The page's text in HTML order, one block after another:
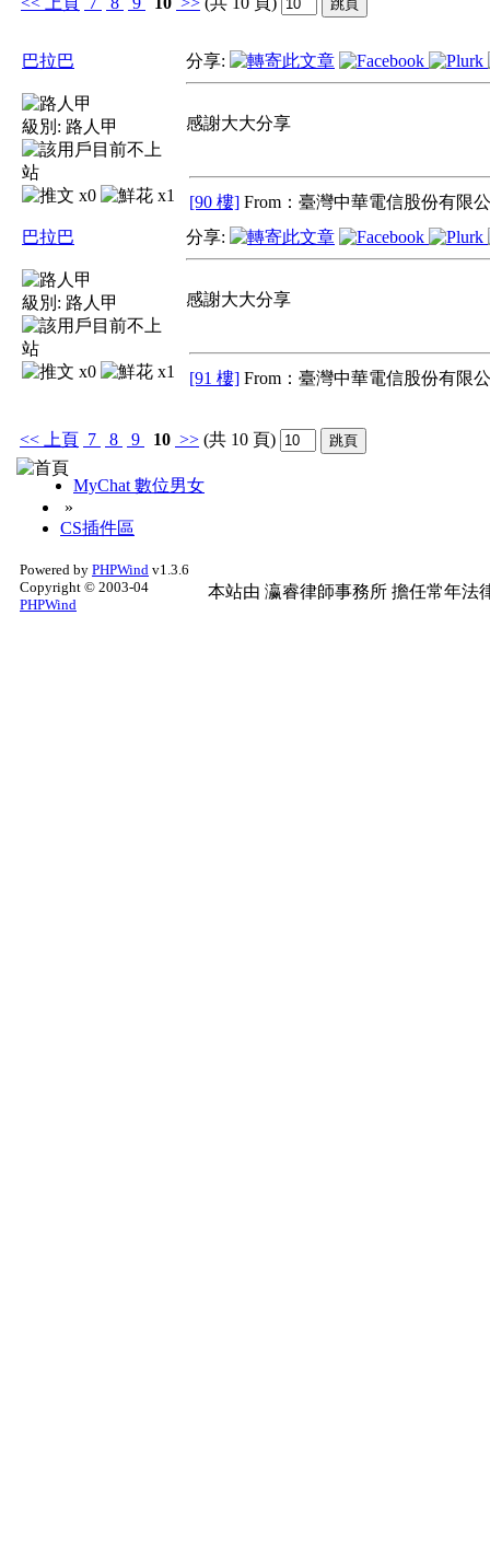
巴拉巴
級別: 路人甲
x0 x1
分享:
感謝大大分享
[90 樓] From：臺灣中華電信股份有限
巴拉巴
級別: 路人甲
x0 x1
分享:
感謝大大分享
[91 樓] From：臺灣中華電信股份有限
<< 上頁 7 8 9 10 >> (共 10 頁)
MyChat 數位男女
»
CS插件區
Powered by PHPWind v1.3.6
Copyright © 2003-04
PHPWind
本站由 瀛睿律師事務所 擔任常年法